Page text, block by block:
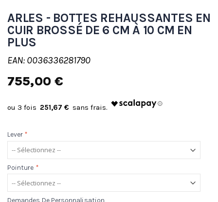
ARLES - BOTTES REHAUSSANTES EN
CUIR BROSSÉ DE 6 CM À 10 CM EN
PLUS
EAN: 0036336281790
755,00 €
251,67 €
Lever *
Pointure *